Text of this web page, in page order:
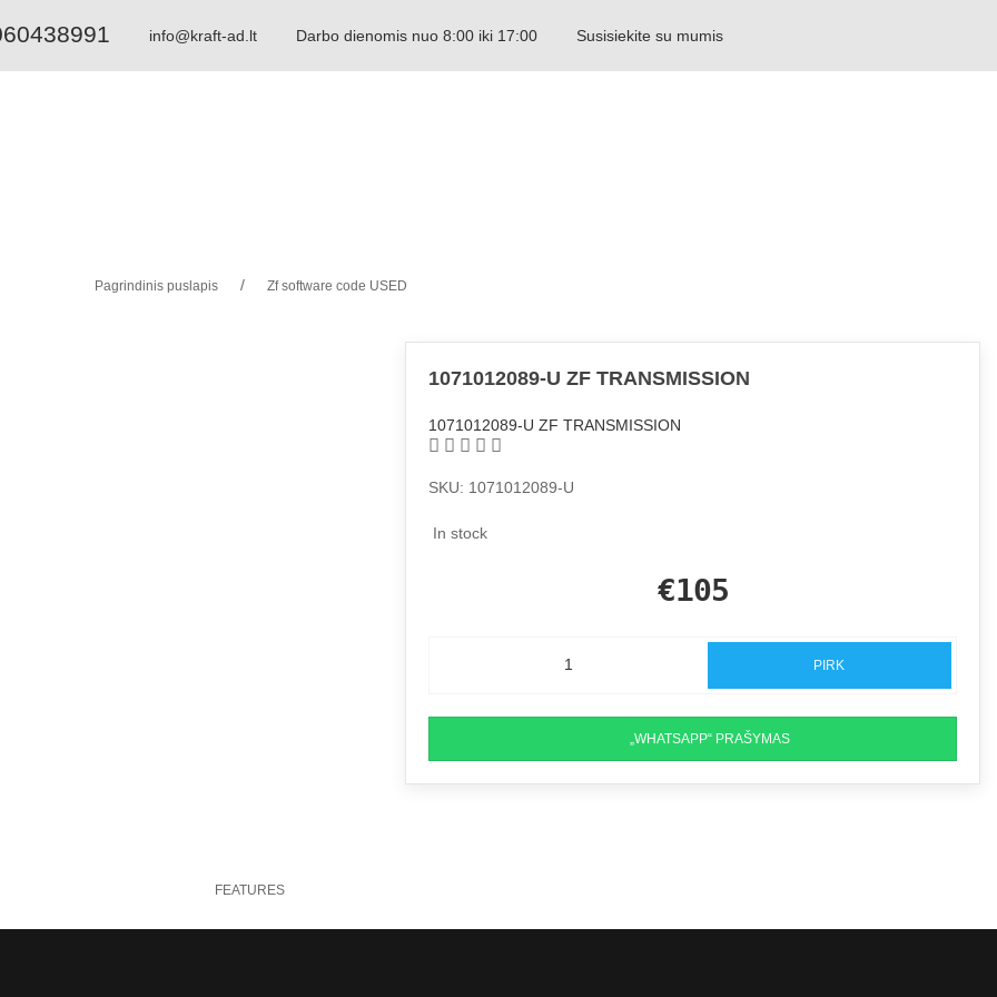
info@kraft-ad.lt Darbo dienomis nuo 8:00 iki 17:00 Susisiekite su mumis
Pagrindinis puslapis Zf software code USED
1071012089-U ZF TRANSMISSION
1071012089-U ZF TRANSMISSION
SKU: 1071012089-U
In stock
€105
PIRK
„WHATSAPP“ PRAŠYMAS
FEATURES